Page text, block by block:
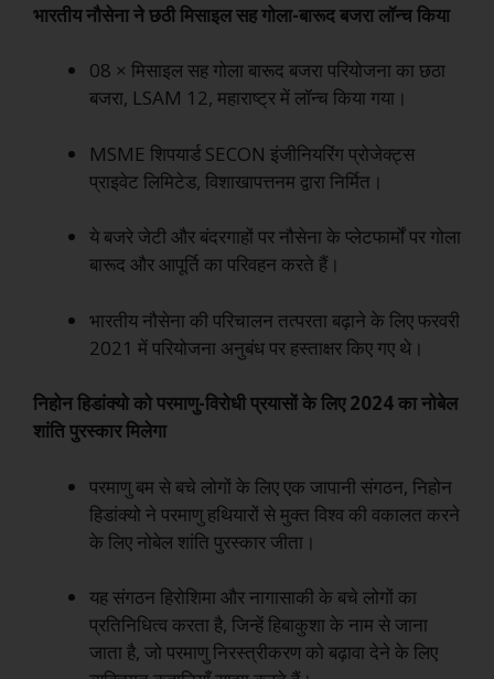
भारतीय नौसेना ने छठी मिसाइल सह गोला-बारूद बजरा लॉन्च किया
08 × मिसाइल सह गोला बारूद बजरा परियोजना का छठा
बजरा, LSAM 12, महाराष्ट्र में लॉन्च किया गया।
MSME शिपयार्ड SECON इंजीनियरिंग प्रोजेक्ट्स
प्राइवेट लिमिटेड, विशाखापत्तनम द्वारा निर्मित।
ये बजरे जेटी और बंदरगाहों पर नौसेना के प्लेटफार्मों पर गोला
बारूद और आपूर्ति का परिवहन करते हैं।
भारतीय नौसेना की परिचालन तत्परता बढ़ाने के लिए फरवरी
2021 में परियोजना अनुबंध पर हस्ताक्षर किए गए थे।
निहोन हिडांक्यो को परमाणु-विरोधी प्रयासों के लिए 2024 का नोबेल
शांति पुरस्कार मिलेगा
परमाणु बम से बचे लोगों के लिए एक जापानी संगठन, निहोन
हिडांक्यो ने परमाणु हथियारों से मुक्त विश्व की वकालत करने
के लिए नोबेल शांति पुरस्कार जीता।
यह संगठन हिरोशिमा और नागासाकी के बचे लोगों का
प्रतिनिधित्व करता है, जिन्हें हिबाकुशा के नाम से जाना
जाता है, जो परमाणु निरस्त्रीकरण को बढ़ावा देने के लिए